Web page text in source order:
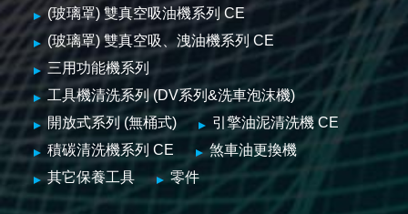
(玻璃罩) 雙真空吸油機系列 CE
(玻璃罩) 雙真空吸、洩油機系列 CE
三用功能機系列
工具機清洗系列 (DV系列&洗車泡沫機)
開放式系列 (無桶式)
引擎油泥清洗機 CE
積碳清洗機系列 CE
煞車油更換機
其它保養工具
零件